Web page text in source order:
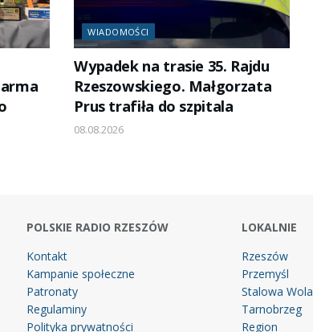
WIADOMOŚCI
Wypadek na trasie 35. Rajdu
Rzeszowskiego. Małgorzata
Prus trafiła do szpitala
08.08.2026
POLSKIE RADIO RZESZÓW
Kontakt
Kampanie społeczne
Patronaty
Regulaminy
Polityka prywatności
LOKALNIE
Rzeszów
Przemyśl
Stalowa Wola
Tarnobrzeg
Region